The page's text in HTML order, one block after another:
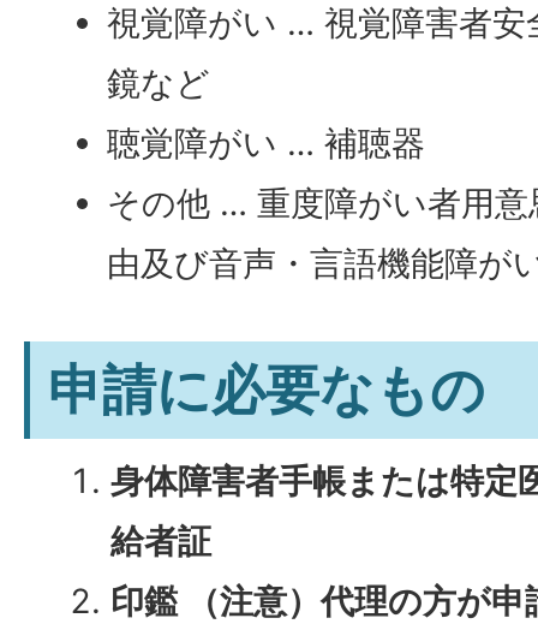
視覚障がい … 視覚障害者安
鏡など
聴覚障がい … 補聴器
その他 … 重度障がい者用
由及び音声・言語機能障が
申請に必要なもの
身体障害者手帳または特定
給者証
印鑑 （注意）代理の方が申